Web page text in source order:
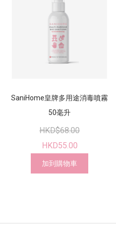
SaniHome皇牌多用途消毒噴霧
50毫升
HKD$68.00
HKD55.00
加到購物車